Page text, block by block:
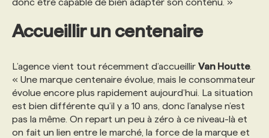
Accueillir un centenaire
L’agence vient tout récemment d’accueillir Van Houtte.
« Une marque centenaire évolue, mais le consommateur
évolue encore plus rapidement aujourd’hui. La situation
est bien différente qu’il y a 10 ans, donc l’analyse n’est
pas la même. On repart un peu à zéro à ce niveau-là et
on fait un lien entre le marché, la force de la marque et